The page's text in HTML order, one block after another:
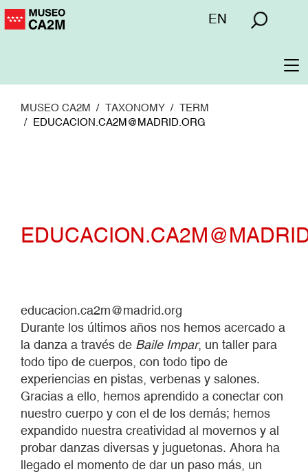
Pasar
Menú
EN
MUSEO CA2M TAXONOMY
TERM
EDUCACION.CA2M@MADRID.ORG
educacion.ca2m@madrid.org
Durante los últimos años nos hemos acercado a
la danza a través de Baile Impar, un taller para
todo tipo de cuerpos, con todo tipo de
experiencias en pistas, verbenas y salones.
Gracias a ello, hemos aprendido a conectar con
nuestro cuerpo y con el de los demás; hemos
expandido nuestra creatividad al movernos y al
probar danzas diversas y juguetonas. Ahora ha
llegado el momento de dar un paso más, un